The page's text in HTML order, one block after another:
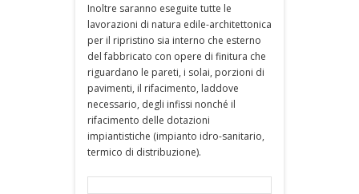
Inoltre saranno eseguite tutte le
lavorazioni di natura edile-architettonica
per il ripristino sia interno che esterno
del fabbricato con opere di finitura che
riguardano le pareti, i solai, porzioni di
pavimenti, il rifacimento, laddove
necessario, degli infissi nonché il
rifacimento delle dotazioni
impiantistiche (impianto idro-sanitario,
termico di distribuzione).